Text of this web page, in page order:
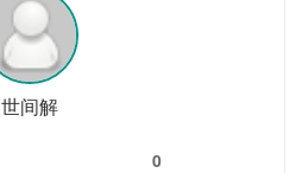
世间解
0